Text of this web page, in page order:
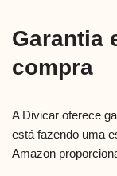
Garantia
compra
A Divicar oferece
está fazendo uma
Amazon